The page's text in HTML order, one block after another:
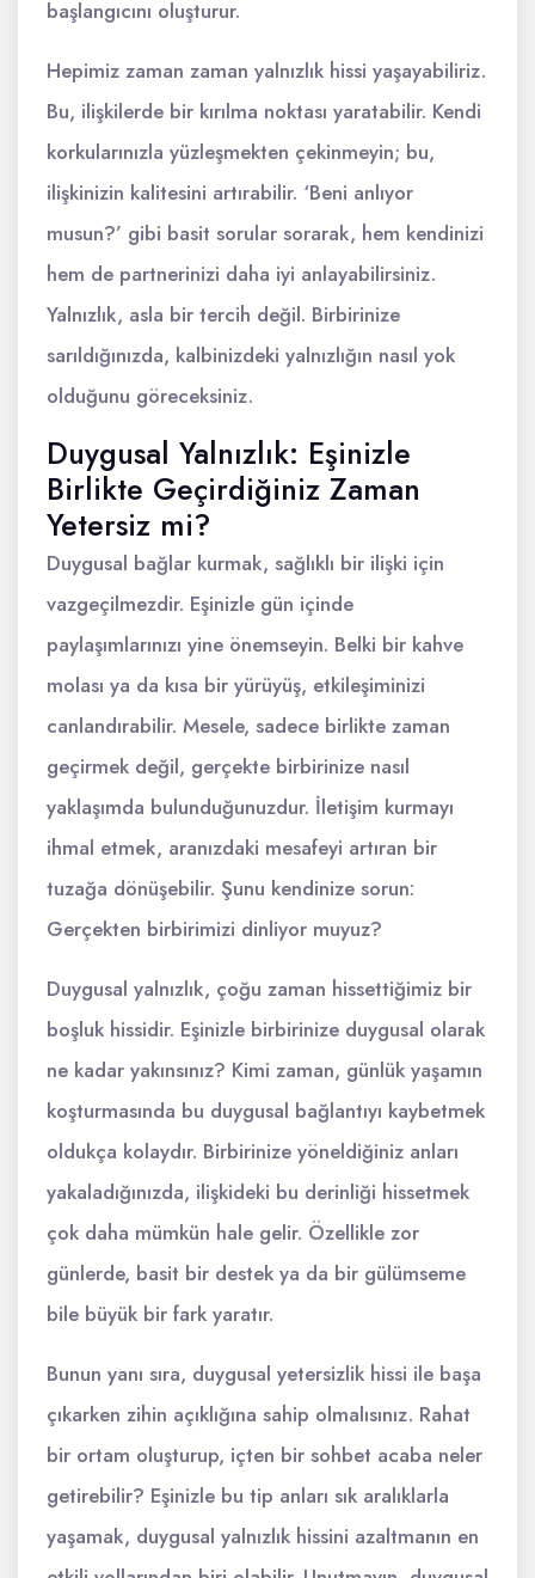
başlangıcını oluşturur.
Hepimiz zaman zaman yalnızlık hissi yaşayabiliriz.
Bu, ilişkilerde bir kırılma noktası yaratabilir. Kendi
korkularınızla yüzleşmekten çekinmeyin; bu,
ilişkinizin kalitesini artırabilir. ‘Beni anlıyor
musun?’ gibi basit sorular sorarak, hem kendinizi
hem de partnerinizi daha iyi anlayabilirsiniz.
Yalnızlık, asla bir tercih değil. Birbirinize
sarıldığınızda, kalbinizdeki yalnızlığın nasıl yok
olduğunu göreceksiniz.
Duygusal Yalnızlık: Eşinizle
Birlikte Geçirdiğiniz Zaman
Yetersiz mi?
Duygusal bağlar kurmak, sağlıklı bir ilişki için
vazgeçilmezdir. Eşinizle gün içinde
paylaşımlarınızı yine önemseyin. Belki bir kahve
molası ya da kısa bir yürüyüş, etkileşiminizi
canlandırabilir. Mesele, sadece birlikte zaman
geçirmek değil, gerçekte birbirinize nasıl
yaklaşımda bulunduğunuzdur. İletişim kurmayı
ihmal etmek, aranızdaki mesafeyi artıran bir
tuzağa dönüşebilir. Şunu kendinize sorun:
Gerçekten birbirimizi dinliyor muyuz?
Duygusal yalnızlık, çoğu zaman hissettiğimiz bir
boşluk hissidir. Eşinizle birbirinize duygusal olarak
ne kadar yakınsınız? Kimi zaman, günlük yaşamın
koşturmasında bu duygusal bağlantıyı kaybetmek
oldukça kolaydır. Birbirinize yöneldiğiniz anları
yakaladığınızda, ilişkideki bu derinliği hissetmek
çok daha mümkün hale gelir. Özellikle zor
günlerde, basit bir destek ya da bir gülümseme
bile büyük bir fark yaratır.
Bunun yanı sıra, duygusal yetersizlik hissi ile başa
çıkarken zihin açıklığına sahip olmalısınız. Rahat
bir ortam oluşturup, içten bir sohbet acaba neler
getirebilir? Eşinizle bu tip anları sık aralıklarla
yaşamak, duygusal yalnızlık hissini azaltmanın en